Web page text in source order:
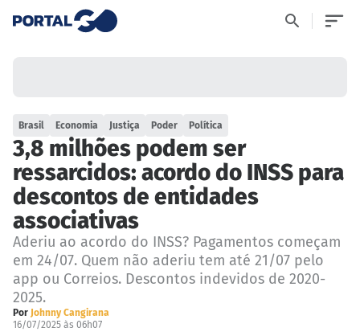
Brasil Economia Justiça Poder Política
3,8 milhões podem ser
ressarcidos: acordo do INSS para
descontos de entidades
associativas
Aderiu ao acordo do INSS? Pagamentos começam
em 24/07. Quem não aderiu tem até 21/07 pelo
app ou Correios. Descontos indevidos de 2020-
2025.
Por Johnny Cangirana
16/07/2025 às 06h07